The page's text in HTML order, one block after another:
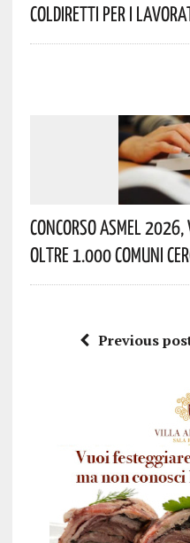
Coldiretti Per I
Concorso Asmel
Oltre 1.000 Comuni
Previous